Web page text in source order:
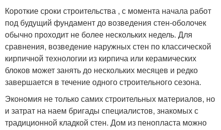
Короткие сроки строительства , с момента начала работ
под будущий фундамент до возведения стен-оболочек
обычно проходит не более нескольких недель. Для
сравнения, возведение наружных стен по классической
кирпичной технологии из кирпича или керамических
блоков может занять до нескольких месяцев и редко
завершается в течение одного строительного сезона.
Экономия не только самих строительных материалов, но
и затрат на наем бригады специалистов, знакомых с
традиционной кладкой стен. Дом из пенопласта можно